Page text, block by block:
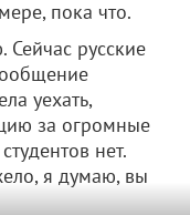
пока что.
русские
уехать,
за огромные
нет.
я думаю, вы